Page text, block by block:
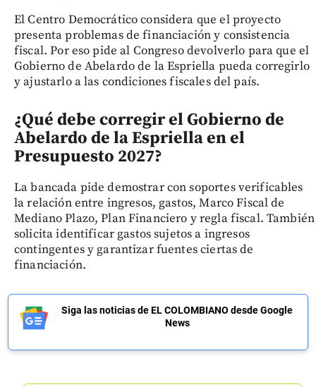
El Centro Democrático considera que el proyecto
presenta problemas de financiación y consistencia
fiscal. Por eso pide al Congreso devolverlo para que el
Gobierno de Abelardo de la Espriella pueda corregirlo
y ajustarlo a las condiciones fiscales del país.
¿Qué debe corregir el Gobierno de
Abelardo de la Espriella en el
Presupuesto 2027?
La bancada pide demostrar con soportes verificables
la relación entre ingresos, gastos, Marco Fiscal de
Mediano Plazo, Plan Financiero y regla fiscal. También
solicita identificar gastos sujetos a ingresos
contingentes y garantizar fuentes ciertas de
financiación.
Siga las noticias de EL COLOMBIANO desde Google
News